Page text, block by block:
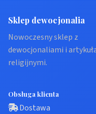
Sklep dewocjonalia
Nowoczesny sklep z
dewocjonaliami i
religijnymi.
Obsługa klienta
Dostawa